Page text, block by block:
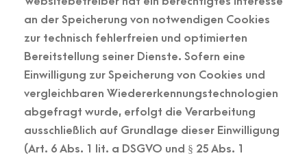
an der Speicherung von notwendigen Cookies
zur technisch fehlerfreien und optimierten
Bereitstellung seiner Dienste. Sofern eine
Einwilligung zur Speicherung von Cookies und
vergleichbaren Wiedererkennungstechnologien
abgefragt wurde, erfolgt die Verarbeitung
ausschließlich auf Grundlage dieser Einwilligung
(Art. 6 Abs. 1 lit. a DSGVO und § 25 Abs. 1